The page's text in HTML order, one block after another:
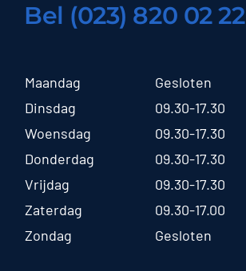
Bel (023) 820 02 22
Maandag
Gesloten
Dinsdag
09.30-17.30
Woensdag
09.30-17.30
Donderdag
09.30-17.30
Vrijdag
09.30-17.30
Zaterdag
09.30-17.00
Zondag
Gesloten